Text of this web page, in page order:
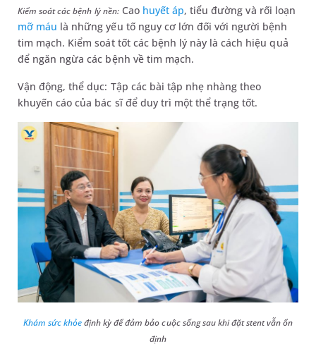
Kiểm soát các bệnh lý nền:Cao huyết áp, tiểu đường và rối loạn
mỡ máu là những yếu tố nguy cơ lớn đối với người bệnh
tim mạch. Kiểm soát tốt các bệnh lý này là cách hiệu quả
để ngăn ngừa các bệnh về tim mạch.
Vận động, thể dục: Tập các bài tập nhẹ nhàng theo
khuyến cáo của bác sĩ để duy trì một thể trạng tốt.
Khám sức khỏeđịnh kỳ để đảm bảo cuộc sống sau khi đặt stent vẫn ổn
định